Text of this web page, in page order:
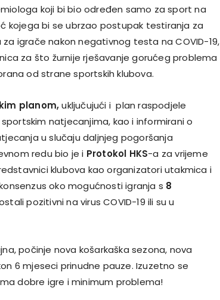
koji bi bio određen samo za sport na
kojega bi se ubrzao postupak testiranja za
igrače nakon negativnog testa na COVID-19,
za što žurnije rješavanje gorućeg problema
od strane sportskih klubova.
planom,uključujući i plan raspodjele
natjecanjima, kao i informirani o
u slučaju daljnjeg pogoršanja
redu bio je i Protokol HKS-a za vrijeme
klubova kao organizatori utakmica i
oko mogućnosti igranja s 8
pozitivni na virus COVID-19 ili su u
počinje nova košarkaška sezona, nova
6 mjeseci prinudne pauze. Izuzetno se
dobre igre i minimum problema!